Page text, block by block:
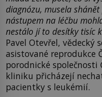
diagnózu, musela
nástupem na léčbu
nestálo jí to desítky tisíc
Pavel Otevřel, vědecký
asistované reprodukce
porodnické společnosti
kliniku přicházejí
pacientky s leukémií.